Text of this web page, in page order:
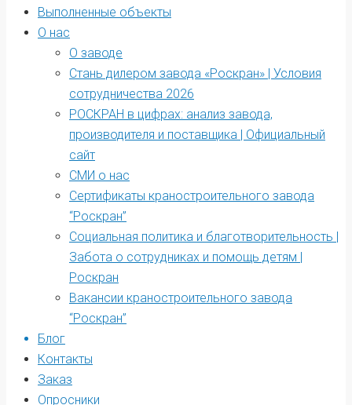
Выполненные объекты
О нас
О заводе
Стань дилером завода «Роскран» | Условия
сотрудничества 2026
РОСКРАН в цифрах: анализ завода,
производителя и поставщика | Официальный
сайт
СМИ о нас
Сертификаты краностроительного завода
“Роскран”
Социальная политика и благотворительность |
Забота о сотрудниках и помощь детям |
Роскран
Вакансии краностроительного завода
“Роскран”
Блог
Контакты
Заказ
Опросники